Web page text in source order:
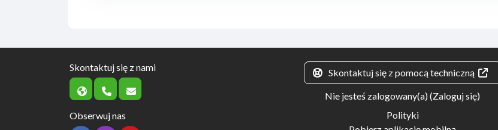
Skontaktuj się z nami
Obserwuj nas
Skontaktuj się z pomocą techniczną
Nie jesteś zalogowany(a) (Zaloguj się)
Polityki